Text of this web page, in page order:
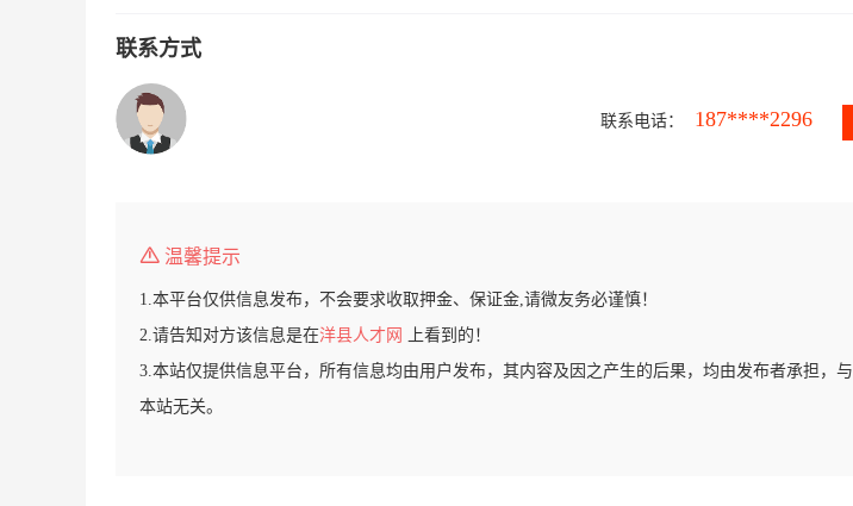
联系方式
联系电话： 187****2296
温馨提示
1.本平台仅供信息发布，不会要求收取押金、保证金,请微友务必谨慎！
2.请告知对方该信息是在洋县人才网
上看到的！
3.本站仅提供信息平台，所有信息均由用户发布，其内容及因之产生的后果，均由发布者承担，与
本站无关。